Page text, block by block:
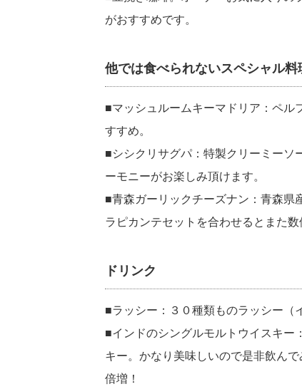
がおすすめです。
他では食べられないスペシャル料
■マッシュルームキーマドリア：ペル
すすめ。
■シシクリサグパ：特製クリーミーソ
ーモニーがお楽しみ頂けます。
■青森ガーリックチーズナン：青森県
ラピカンテセットを合わせるとまた数
ドリンク
■ラッシー：３０種類ものラッシー（
■インドのシングルモルトウイスキー
キー。かなり美味しいので是非飲ん
倍増！